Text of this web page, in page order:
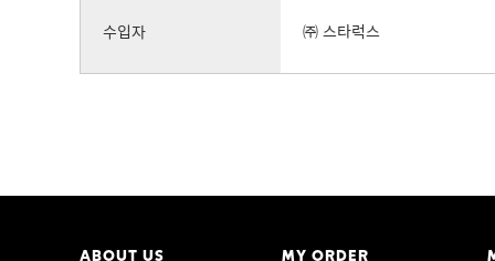
수입자 ㈜ 스타럭스
ABOUT US MY ORDER